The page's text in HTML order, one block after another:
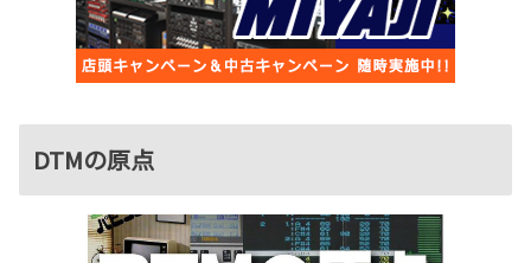
DTMの原点